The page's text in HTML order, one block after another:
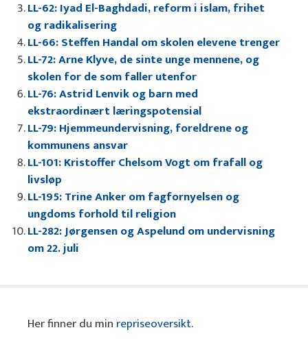
LL-62: Iyad El-Baghdadi, reform i islam, frihet
og radikalisering
LL-66: Steffen Handal om skolen elevene trenger
LL-72: Arne Klyve, de sinte unge mennene, og
skolen for de som faller utenfor
LL-76: Astrid Lenvik og barn med
ekstraordinært læringspotensial
LL-79: Hjemmeundervisning, foreldrene og
kommunens ansvar
LL-101: Kristoffer Chelsom Vogt om frafall og
livsløp
LL-195: Trine Anker om fagfornyelsen og
ungdoms forhold til religion
LL-282: Jørgensen og Aspelund om undervisning
om 22. juli
Her finner du min repriseoversikt.